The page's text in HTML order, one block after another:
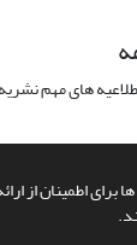
اطمینان از
های مهم